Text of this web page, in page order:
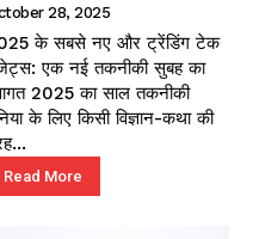
28, 2025
के सबसे नए और ट्रेंडिंग टेक
एक नई तकनीकी सुबह का
का साल तकनीकी
के लिए किसी विज्ञान-कथा की
Read More